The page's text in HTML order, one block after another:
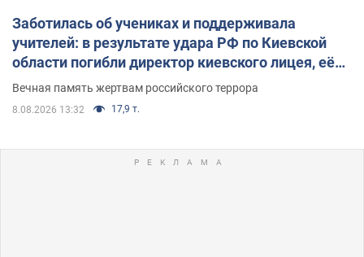
Заботилась об учениках и поддерживала
учителей: в результате удара РФ по Киевской
области погибли директор киевского лицея, её
муж и внук
Вечная память жертвам российского террора
8.08.2026 13:32 17,9 т.